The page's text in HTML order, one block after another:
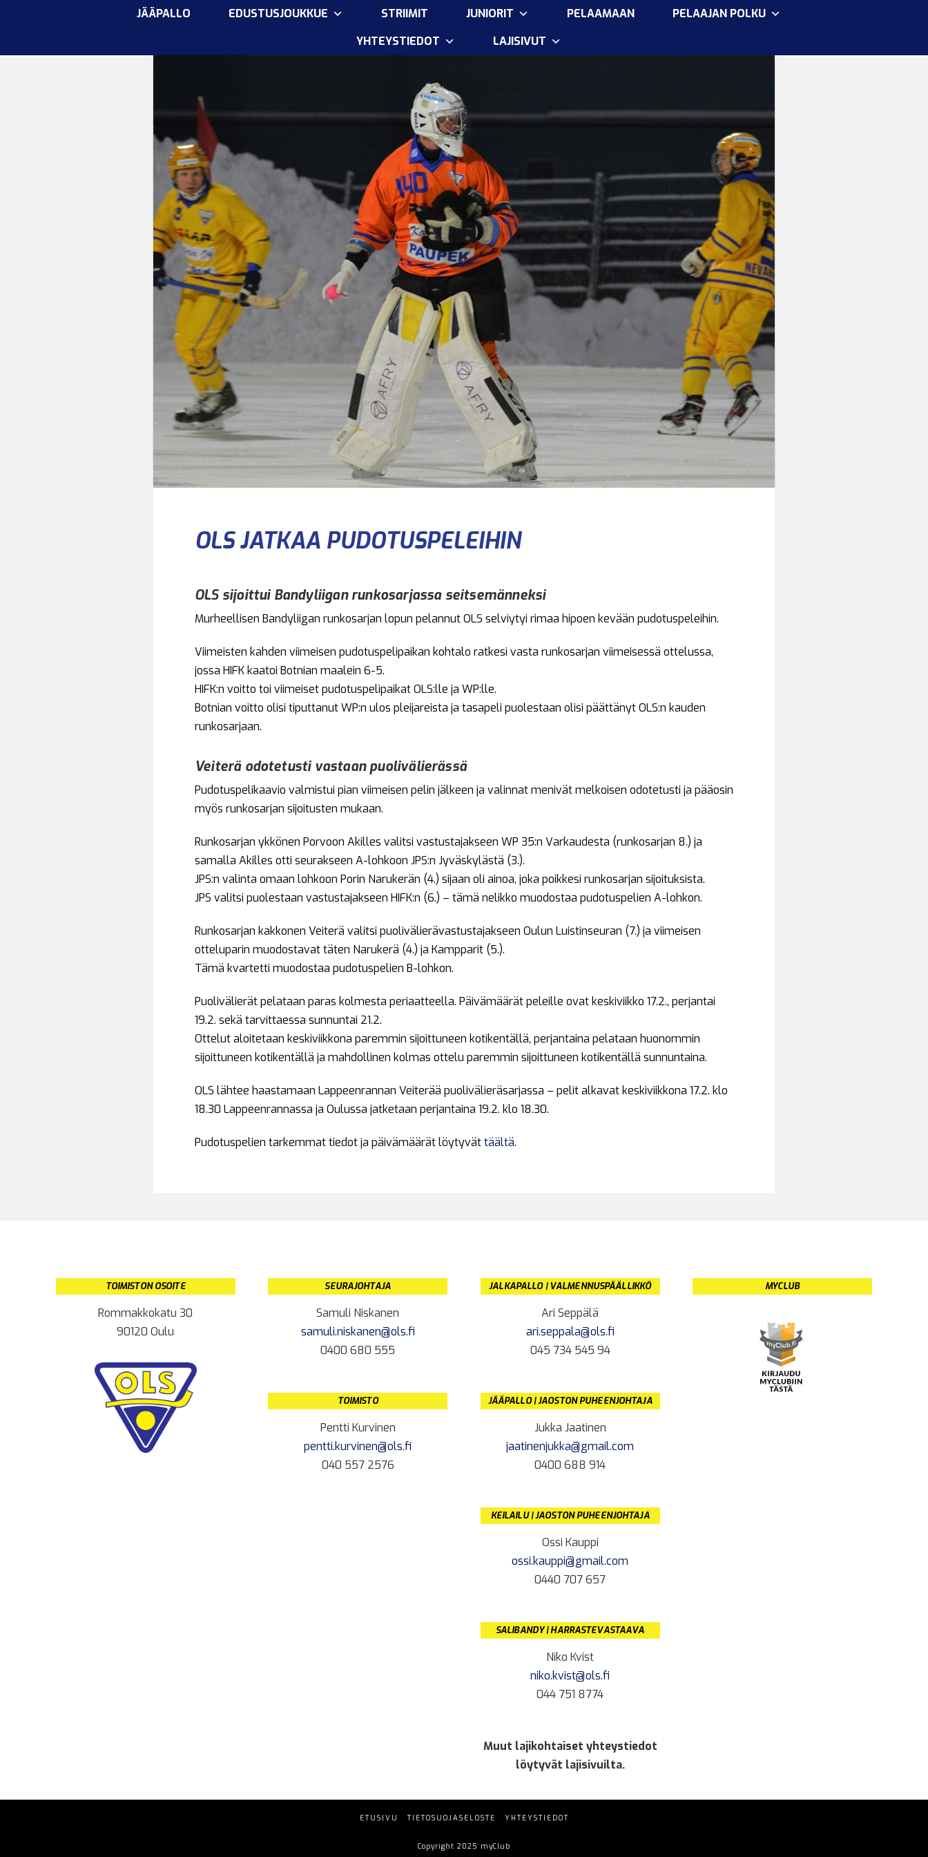
JÄÄPALLO EDUSTUSJOUKKUE STRIIMIT JUNIORIT PELAAMAAN
PELAAJAN POLKU
YHTEYSTIEDOT
LAJISIVUT
OLS JATKAA PUDOTUSPELEIHIN
OLS sijoittui Bandyliigan runkosarjassa seitsemänneksi
Murheellisen Bandyliigan runkosarjan lopun pelannut OLS selviytyi rimaa hipoen kevään pudotuspeleihin.
Viimeisten kahden viimeisen pudotuspelipaikan kohtalo ratkesi vasta runkosarjan viimeisessä ottelussa,
jossa HIFK kaatoi Botnian maalein 6-5.
HIFK:n voitto toi viimeiset pudotuspelipaikat OLS:lle ja WP:lle.
Botnian voitto olisi tiputtanut WP:n ulos pleijareista ja tasapeli puolestaan olisi päättänyt OLS:n kauden
runkosarjaan.
Veiterä odotetusti vastaan puolivälierässä
Pudotuspelikaavio valmistui pian viimeisen pelin jälkeen ja valinnat menivät melkoisen odotetusti ja pääosin
myös runkosarjan sijoitusten mukaan.
Runkosarjan ykkönen Porvoon Akilles valitsi vastustajakseen WP 35:n Varkaudesta (runkosarjan 8.) ja
samalla Akilles otti seurakseen A-lohkoon JPS:n Jyväskylästä (3.).
JPS:n valinta omaan lohkoon Porin Narukerän (4.) sijaan oli ainoa, joka poikkesi runkosarjan sijoituksista.
JPS valitsi puolestaan vastustajakseen HIFK:n (6.) – tämä nelikko muodostaa pudotuspelien A-lohkon.
Runkosarjan kakkonen Veiterä valitsi puolivälierävastustajakseen Oulun Luistinseuran (7.) ja viimeisen
otteluparin muodostavat täten Narukerä (4.) ja Kampparit (5.).
Tämä kvartetti muodostaa pudotuspelien B-lohkon.
Puolivälierät pelataan paras kolmesta periaatteella. Päivämäärät peleille ovat keskiviikko 17.2., perjantai
19.2. sekä tarvittaessa sunnuntai 21.2.
Ottelut aloitetaan keskiviikkona paremmin sijoittuneen kotikentällä, perjantaina pelataan huonommin
sijoittuneen kotikentällä ja mahdollinen kolmas ottelu paremmin sijoittuneen kotikentällä sunnuntaina.
OLS lähtee haastamaan Lappeenrannan Veiterää puolivälieräsarjassa – pelit alkavat keskiviikkona 17.2. klo
18.30 Lappeenrannassa ja Oulussa jatketaan perjantaina 19.2. klo 18.30.
Pudotuspelien tarkemmat tiedot ja päivämäärät löytyvättäältä.
TOIMISTON OSOITE
Rommakkokatu 30
90120 Oulu
SEURAJOHTAJA
Samuli Niskanen
samuli.niskanen@ols.fi
0400 680 555
TOIMISTO
Pentti Kurvinen
pentti.kurvinen@ols.fi
040 557 2576
JALKAPALLO | VALMENNUSPÄÄLLIKKÖ
Ari Seppälä
ari.seppala@ols.fi
045 734 545 94
JÄÄPALLO | JAOSTON PUHEENJOHTAJA
Jukka Jaatinen
jaatinenjukka@gmail.com
0400 688 914
KEILAILU | JAOSTON PUHEENJOHTAJA
Ossi Kauppi
ossi.kauppi@gmail.com
0440 707 657
SALIBANDY | HARRASTEVASTAAVA
Niko Kvist
niko.kvist@ols.fi
044 751 8774
Muut lajikohtaiset yhteystiedot
löytyvät lajisivuilta.
MYCLUB
ETUSIVU TIETOSUOJASELOSTE YHTEYSTIEDOT
Copyright 2025 myClub